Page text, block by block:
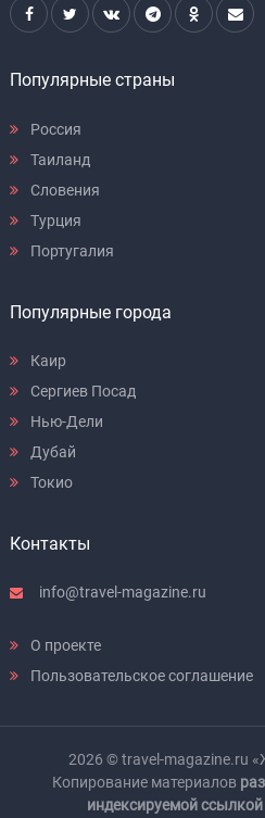
Популярные страны
Россия
Таиланд
Словения
Турция
Португалия
Популярные города
Каир
Сергиев Посад
Нью-Дели
Дубай
Токио
Контакты
info@travel-magazine.ru
О проекте
Пользовательское соглашение
2026 © travel-magazine.ru
Копирование материалов
индексируемой